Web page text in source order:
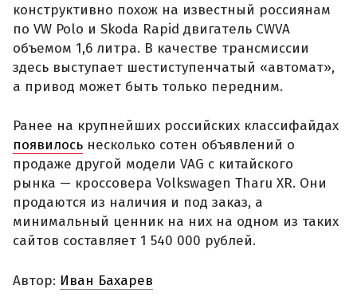
конструктивно похож на известный россиянам
по VW Polo и Skoda Rapid двигатель CWVA
объемом 1,6 литра. В качестве трансмиссии
здесь выступает шестиступенчатый «автомат»,
а привод может быть только передним.
Ранее на крупнейших российских классифайдах
появилось несколько сотен объявлений о
продаже другой модели VAG с китайского
рынка — кроссовера Volkswagen Tharu XR. Они
продаются из наличия и под заказ, а
минимальный ценник на них на одном из таких
сайтов составляет 1 540 000 рублей.
Автор: Иван Бахарев